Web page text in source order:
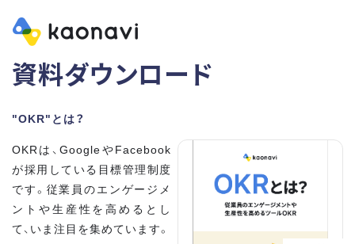
資料ダウンロード
"OKR"とは？
OKRは、GoogleやFacebook
が採用している目標管理制度
です。従業員のエンゲージメ
ントや生産性を高めるとし
て、いま注目を集めています。